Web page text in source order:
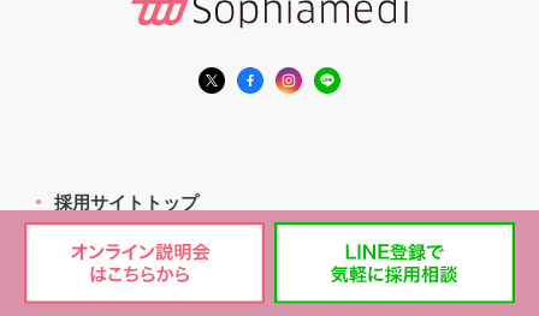
採用サイトトップ
採用情報一覧
エリアから探す